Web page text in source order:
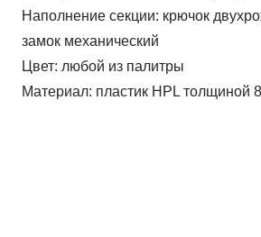
Наполнение секции: крючок
замок механический
Цвет: любой из палитры
Материал: пластик HPL толщиной